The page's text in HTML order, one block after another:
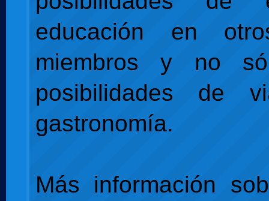
educación en
miembros y no
posibilidades de
gastronomía.
Más información